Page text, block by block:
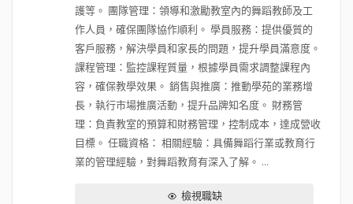
護等。 團隊管理：領導和激勵教室內的舞蹈教師及工
作人員，確保團隊協作順利。 學員服務：提供優質的
客戶服務，解決學員和家長的問題，提升學員滿意度。
課程管理：監控課程質量，根據學員需求調整課程內
容，確保教學效果。 銷售與推廣：推動學苑的業務增
長，執行市場推廣活動，提升品牌知名度。 財務管
理：負責教室的預算和財務管理，控制成本，達成營收
目標。 任職資格： 相關經驗：具備舞蹈行業或教育行
業的管理經驗，對舞蹈教育有深入了解。 ...
檢視職缺